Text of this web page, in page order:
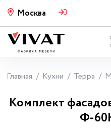
Москва
Главная Кухни Терра
Комплект
Ф-